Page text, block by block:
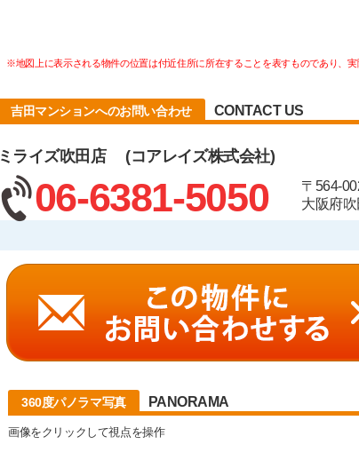
※地図上に表示される物件の位置は付近住所に所在することを表すものであり、実
吉田マンションへのお問い合わせ CONTACT US
ミライズ吹田店 (コアレイズ株式会社)
06-6381-5050
〒564-
大阪府
360度パノラマ写真 PANORAMA
画像をクリックして視点を操作